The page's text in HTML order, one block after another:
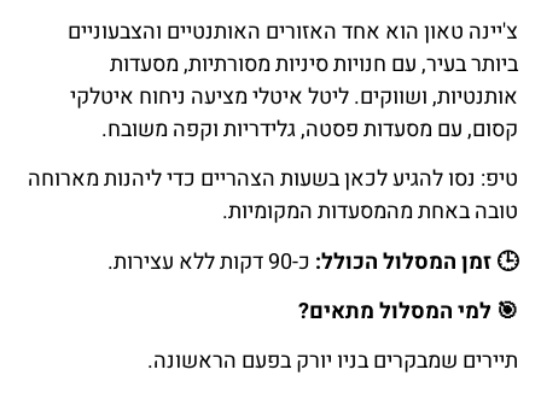
צ'יינה טאון הוא אחד האזורים האותנטיים והצבעוניים
ביותר בעיר, עם חנויות סיניות מסורתיות, מסעדות
אותנטיות, ושווקים. ליטל איטלי מציעה ניחוח איטלקי
קסום, עם מסעדות פסטה, גלידריות וקפה משובח.
טיפ: נסו להגיע לכאן בשעות הצהריים כדי ליהנות מארוחה
טובה באחת מהמסעדות המקומיות.
🕒זמןהמסלול הכולל: כ-90 דקות ללא עצירות.
🎯 למיהמסלולמתאים?
תיירים שמבקרים בניו יורק בפעם הראשונה.